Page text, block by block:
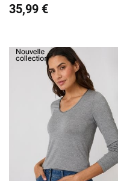
35,99 €